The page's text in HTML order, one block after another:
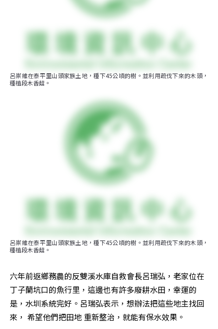
呂崇維在泰平里山頭家族土地，種下45公頃的樹。並利用疏伐下來的木頭，
種植段木香菇。
呂崇維在泰平里山頭家族土地，種下45公頃的樹。並利用疏伐下來的木頭，
種植段木香菇。
六年前返鄉務農的反雙溪水庫自救會長呂瑞弘，老家位在
丁子蘭坑口的魚行里，這邊也有許多廢耕水田，幸運的
是，水圳系統完好。呂瑞弘表示，想辦法把這些地主找回
來， 希望他們把田地 重新整治，就能有保水效果。